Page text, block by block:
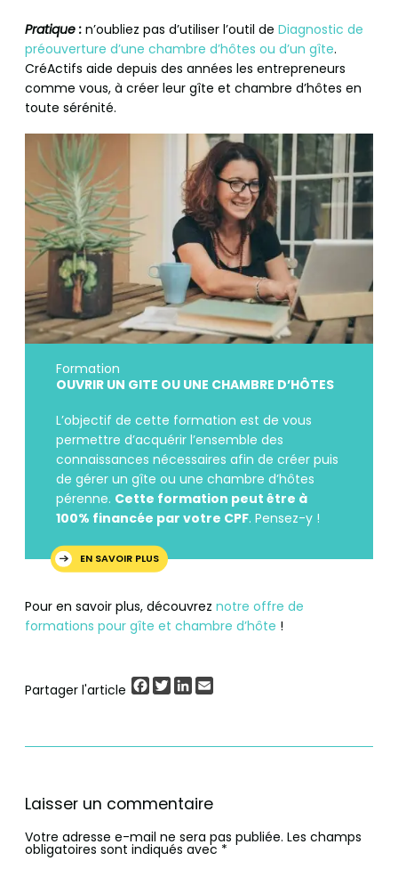
Pratique : n’oubliez pas d’utiliser l’outil de Diagnostic de
préouverture d’une chambre d’hôtes ou d’un gîte.
CréActifs aide depuis des années les entrepreneurs
comme vous, à créer leur gîte et chambre d’hôtes en
toute sérénité.
Formation
OUVRIR UN GITE OU UNE CHAMBRE D’HÔTES
L’objectif de cette formation est de vous
permettre d’acquérir l’ensemble des
connaissances nécessaires afin de créer puis
de gérer un gîte ou une chambre d’hôtes
pérenne. Cette formation peut être à
100% financée par votre CPF. Pensez-y !
EN SAVOIR PLUS
Pour en savoir plus, découvrez notre offre de
formations pour gîte et chambre d’hôte !
Partager l'article Facebook
TwitterLinkedIn
Laisser un commentaire
Votre adresse e-mail ne sera pas publiée. Les champs
obligatoires sont indiqués avec *